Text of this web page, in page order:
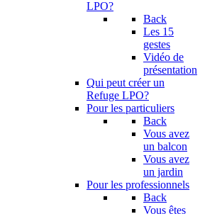
LPO?
Back
Les 15
gestes
Vidéo de
présentation
Qui peut créer un
Refuge LPO?
Pour les particuliers
Back
Vous avez
un balcon
Vous avez
un jardin
Pour les professionnels
Back
Vous êtes